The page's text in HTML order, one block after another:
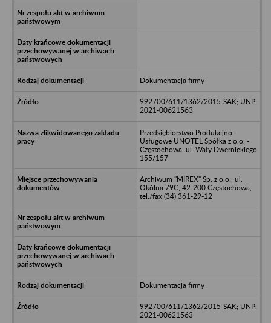
Dokumentacja firmy
992700/611/1362/2015-SAK; UNP:
2021-00621563
Przedsiębiorstwo Produkcjno-
Usługowe UNOTEL Spółka z o.o. -
Częstochowa, ul. Wały Dwernickiego
155/157
Archiwum "MIREX" Sp. z o.o., ul.
Okólna 79C, 42-200 Częstochowa,
tel./fax (34) 361-29-12
Dokumentacja firmy
992700/611/1362/2015-SAK; UNP:
2021-00621563